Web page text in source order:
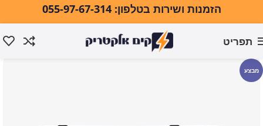
הזמנות ושירות בטלפון: 055-97-67-314
תפריט
עמוד הבית מזגנים ומוצרי אקלים מזגנים מזגן עילי
מבצע